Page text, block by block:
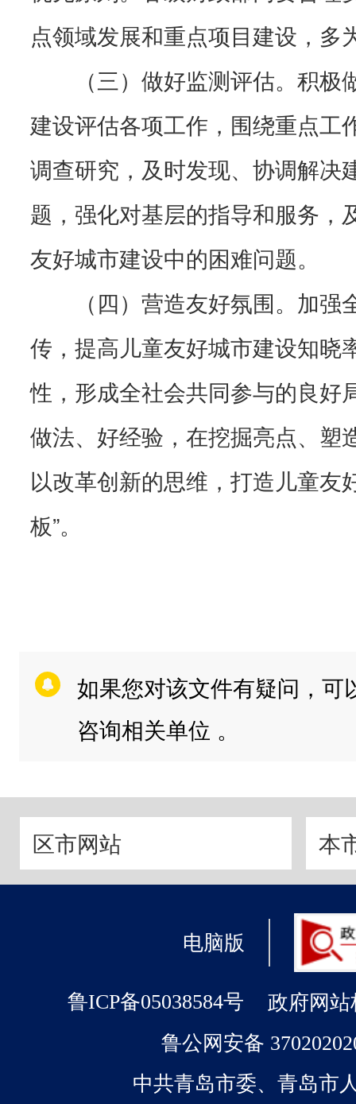
点领域发展和重点项目建设，多
（三）做好监测评估。积
建设评估各项工作，围绕重点工
调查研究，及时发现、协调解决
题，强化对基层的指导和服务，
友好城市建设中的困难问题。
（四）营造友好氛围。加
传，提高儿童友好城市建设知晓
性，形成全社会共同参与的良好
做法、好经验，在挖掘亮点、塑
以改革创新的思维，打造儿童友
板”。
如果您对该文件有疑问，
咨询相关单位 。
区市网站 本
电脑版
鲁ICP备05038584号 政府网
鲁公网安备
中共青岛市委、青岛市